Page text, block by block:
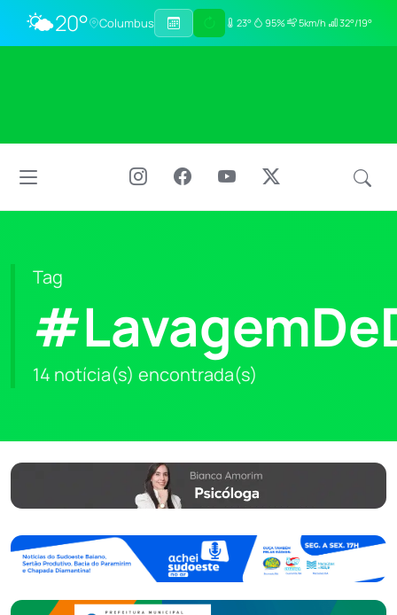
🌤️20° Columbus 23° 95% 5km/h 32°/19°
Tag
14 notícia(s) encontrada(s)